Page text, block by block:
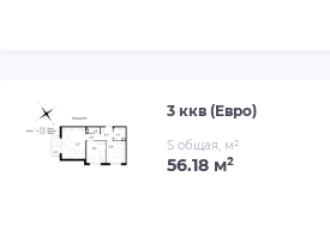
3 ккв (Евро)
S общая, м²
56.18 м²